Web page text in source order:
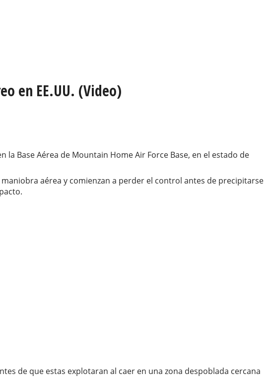
en EE.UU. (Video)
Base Aérea de Mountain Home Air Force Base, en el estado de
aérea y comienzan a perder el control antes de precipitarse
de que estas explotaran al caer en una zona despoblada cercana